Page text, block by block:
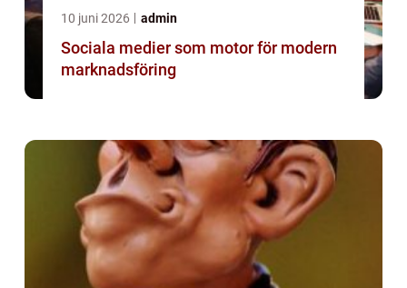
10 juni 2026 admin
Sociala medier som motor för modern
marknadsföring